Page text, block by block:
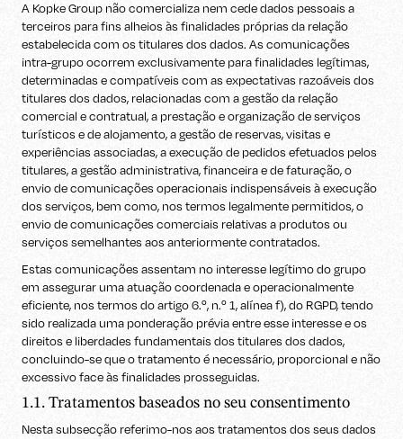
A Kopke Group não comercializa nem cede dados pessoais a
terceiros para fins alheios às finalidades próprias da relação
estabelecida com os titulares dos dados. As comunicações
intra-grupo ocorrem exclusivamente para finalidades legítimas,
determinadas e compatíveis com as expectativas razoáveis dos
titulares dos dados, relacionadas com a gestão da relação
comercial e contratual, a prestação e organização de serviços
turísticos e de alojamento, a gestão de reservas, visitas e
experiências associadas, a execução de pedidos efetuados pelos
titulares, a gestão administrativa, financeira e de faturação, o
envio de comunicações operacionais indispensáveis à execução
dos serviços, bem como, nos termos legalmente permitidos, o
envio de comunicações comerciais relativas a produtos ou
serviços semelhantes aos anteriormente contratados.
Estas comunicações assentam no interesse legítimo do grupo
em assegurar uma atuação coordenada e operacionalmente
eficiente, nos termos do artigo 6.º, n.º 1, alínea f), do RGPD, tendo
sido realizada uma ponderação prévia entre esse interesse e os
direitos e liberdades fundamentais dos titulares dos dados,
concluindo-se que o tratamento é necessário, proporcional e não
excessivo face às finalidades prosseguidas.
1.1. Tratamentos baseados no seu consentimento
Nesta subsecção referimo-nos aos tratamentos dos seus dados